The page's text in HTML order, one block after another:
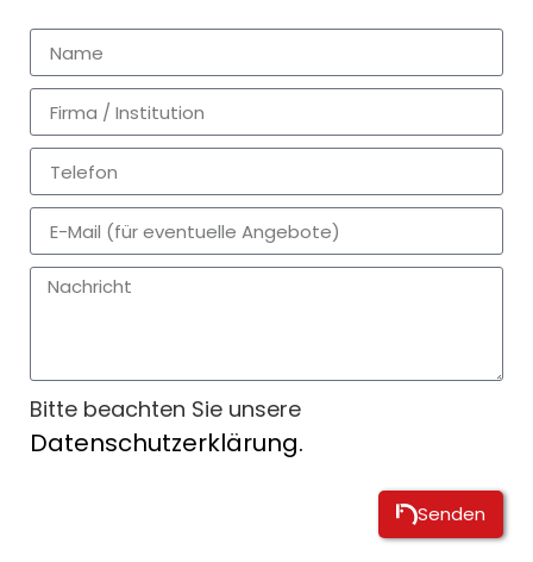
Bitte beachten Sie unsere
Datenschutzerklärung.
Senden